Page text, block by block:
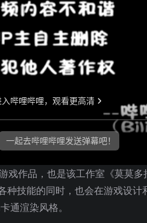
作品，也是该工作室《莫莫多
技能的同时，也会在游戏设计
通渲染风格。